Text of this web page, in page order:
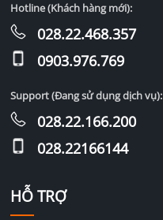
HỖ TRỢ
Hotline (Khách hàng mới):
028.22.468.357
0903.976.769
Support (Đang sử dụng dịch vụ):
028.22.166.200
028.22166144